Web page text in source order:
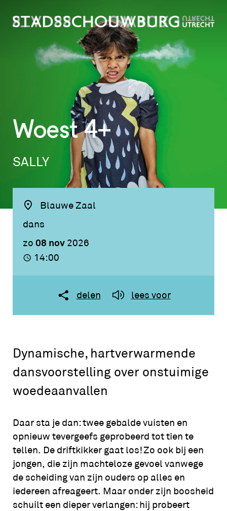
Woest4+
SALLY
Blauwe Zaal
dans
zo08 nov 2026
14:00
delen lees voor
Dynamische, hartverwarmende
dansvoorstelling over onstuimige
woedeaanvallen
Daar sta je dan: twee gebalde vuisten en
opnieuw tevergeefs geprobeerd tot tien te
tellen. De driftkikker gaat los! Zo ook bij een
jongen, die zijn machteloze gevoel vanwege
de scheiding van zijn ouders op alles en
iedereen afreageert. Maar onder zijn boosheid
schuilt een dieper verlangen: hij probeert